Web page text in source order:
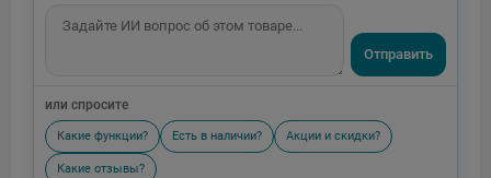
Отправить
или спросите
Какие функции? Есть в наличии? Акции и скидки?
Какие отзывы?